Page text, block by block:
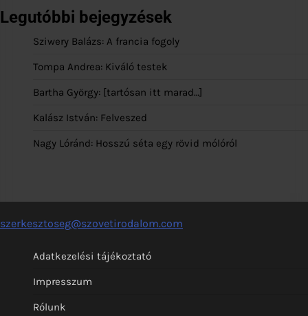
Legutóbbi bejegyzések
Sziwery Balázs: A francia fogoly
Tompa Andrea: Kiváló testek
Bartha György: [tartósan itt marad…]
Kalász István: Felveszed
Nagy Lóránd: Hosszú séta egy rövid mólóról
szerkesztoseg@szovetirodalom.com
Adatkezelési tájékoztató
Impresszum
Rólunk